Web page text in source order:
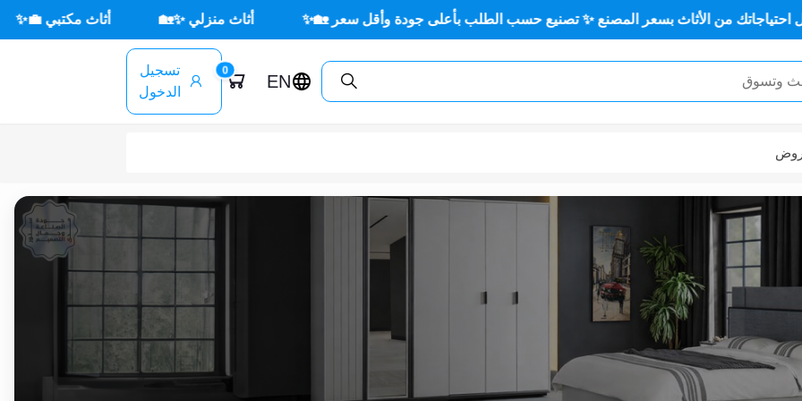
بسعر المصنع ✨ تصنيع حسب الطلب بأعلى جودة وأقل سعر 🏡✨ أثاث منزلي ✨🏡 أثاث مكتبي 💼✨ 🌳 أثاث
EN
0
تسجيل
الدخول